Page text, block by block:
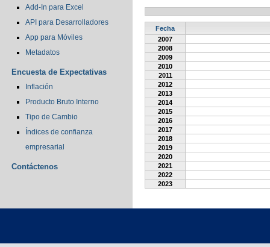
Add-In para Excel
API para Desarrolladores
App para Móviles
Metadatos
Encuesta de Expectativas
Inflación
Producto Bruto Interno
Tipo de Cambio
Índices de confianza
empresarial
Contáctenos
Fecha
2007
2008
2009
2010
2011
2012
2013
2014
2015
2016
2017
2018
2019
2020
2021
2022
2023